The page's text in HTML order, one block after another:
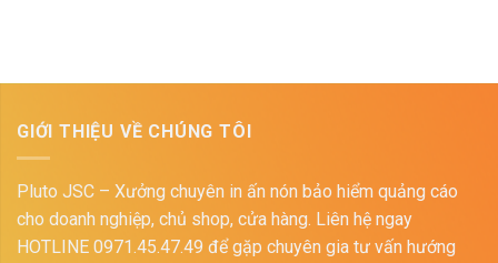
GIỚI THIỆU VỀ CHÚNG TÔI
Pluto JSC – Xưởng chuyên in ấn nón bảo hiểm quảng cáo
cho doanh nghiệp, chủ shop, cửa hàng. Liên hệ ngay
HOTLINE 0971.45.47.49 để gặp chuyên gia tư vấn hướng